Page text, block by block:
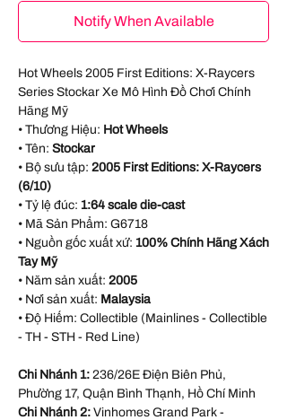
Notify When Available
Hot Wheels 2005 First Editions: X‑Raycers
Series Stockar Xe Mô Hình Đồ Chơi Chính
Hãng Mỹ
• Thương Hiệu: Hot Wheels
• Tên: Stockar
• Bộ sưu tập: 2005 First Editions: X‑Raycers
(6/10)
• Tỷ lệ đúc: 1:64 scale die-cast
• Mã Sản Phẩm: G6718
• Nguồn gốc xuất xứ: 100% Chính Hãng Xách
Tay Mỹ
• Năm sản xuất: 2005
• Nơi sản xuất: Malaysia
• Độ Hiếm: Collectible (Mainlines - Collectible
- TH - STH - Red Line)
Chi Nhánh 1: 236/26E Điện Biên Phủ,
Phường 17, Quận Bình Thạnh, Hồ Chí Minh
Chi Nhánh 2: Vinhomes Grand Park -